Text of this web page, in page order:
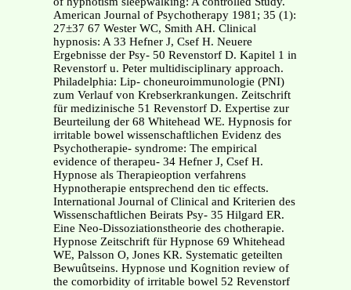
American Journal of Psychotherapy 1981; 35 (1):
27±37 67 Wester WC, Smith AH. Clinical
hypnosis: A 33 Hefner J, Csef H. Neuere
Ergebnisse der Psy- 50 Revenstorf D. Kapitel 1 in
Revenstorf u. Peter multidisciplinary approach.
Philadelphia: Lip- choneuroimmunologie (PNI)
zum Verlauf von Krebserkrankungen. Zeitschrift
für medizinische 51 Revenstorf D. Expertise zur
Beurteilung der 68 Whitehead WE. Hypnosis for
irritable bowel wissenschaftlichen Evidenz des
Psychotherapie- syndrome: The empirical
evidence of therapeu- 34 Hefner J, Csef H.
Hypnose als Therapieoption verfahrens
Hypnotherapie entsprechend den tic effects.
International Journal of Clinical and Kriterien des
Wissenschaftlichen Beirats Psy- 35 Hilgard ER.
Eine Neo-Dissoziationstheorie des chotherapie.
Hypnose Zeitschrift für Hypnose 69 Whitehead
WE, Palsson O, Jones KR. Systematic geteilten
Bewuûtseins. Hypnose und Kognition review of
the comorbidity of irritable bowel 52 Revenstorf